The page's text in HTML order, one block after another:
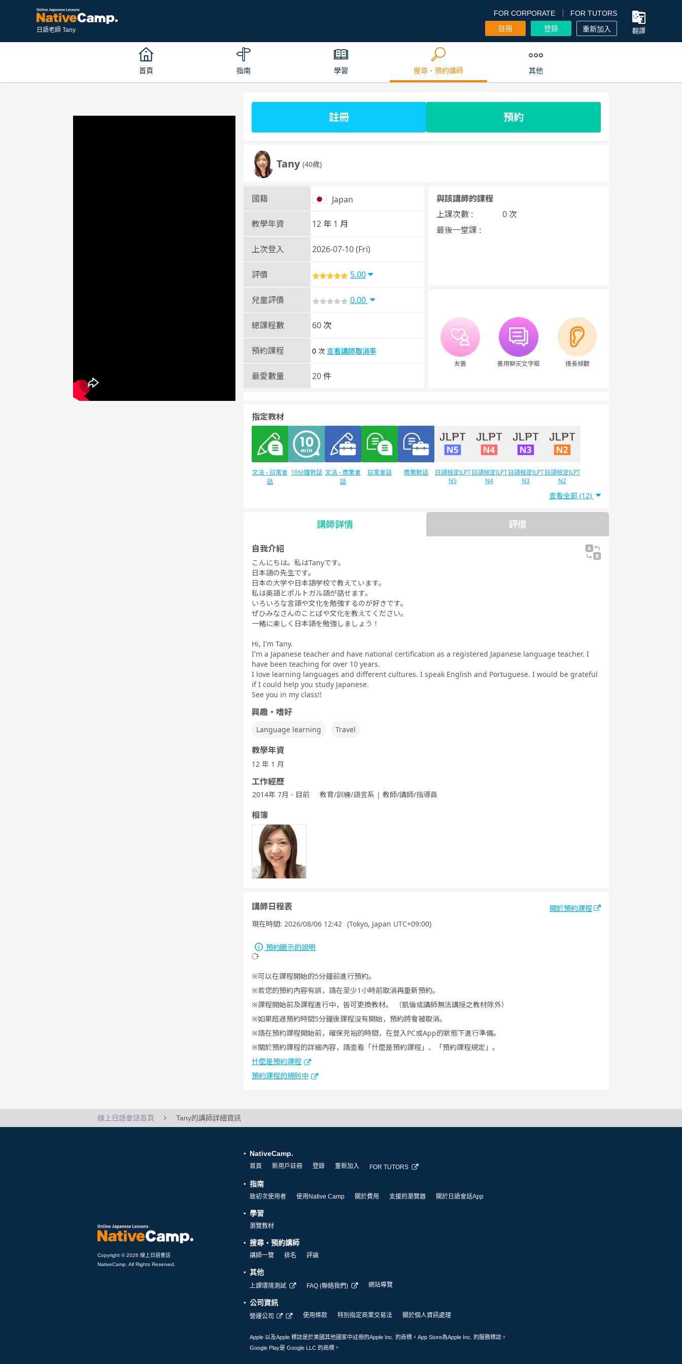
日語老師 Tany
FOR CORPORATE
FOR TUTORS
註冊
登錄 重新加入 翻譯
首頁 指南 學習 搜尋・預約講師 其他
註冊 預約
Tany (40歳)
國籍 Japan
教學年資 12 年 1 月
上次登入 2026-07-10 (Fri)
評價 5.00
兒童評價 0.00
總課程數 60 次
預約課程 0 次 查看講師取消率
最愛數量 20 件
與該講師的課程
上課次數 :
0 次
最後一堂課 :
友善 善用聊天文字框 擅長傾聽
指定教材
文法 - 日常會
話
10分鐘對話 文法 - 商業會
話
日常會話 商業對話
日語檢定JLPT
N5
日語檢定JLPT
N4
日語檢定JLPT
N3
日語檢定JLPT
N2
查看全部 (12)
講師詳情 評價
自我介紹
こんにちは。私はTanyです。
日本語の先生です。
日本の大学や日本語学校で教えています。
私は英語とポルトガル語が話せます。
いろいろな言語や文化を勉強するのが好きです。
ぜひみなさんのことばや文化を教えてください。
一緒に楽しく日本語を勉強しましょう！
Hi, I'm Tany.
I'm a Japanese teacher and have national certification as a registered Japanese language teacher. I
have been teaching for over 10 years.
I love learning languages and different cultures. I speak English and Portuguese. I would be grateful
if I could help you study Japanese.
See you in my class!!
興趣・嗜好
Language learning Travel
教學年資
12 年 1 月
工作經歷
2014年 7月 - 目前 教育/訓練/語言系 | 教師/講師/指導員
相簿
講師日程表
關於預約課程
現在時間: 2026/08/06 12:42 (Tokyo, Japan UTC+09:00)
預約圖示的說明
可以在課程開始的5分鐘前進行預約。
若您的預約內容有誤，請在至少1小時前取消再重新預約。
課程開始前及課程進行中，皆可更換教材。 （凱倫或講師無法講授之教材除外）
如果超過預約時間5分鐘後課程沒有開始，預約將會被取消。
請在預約課程開始前，確保充裕的時間，在登入PC或App的狀態下進行準備。
關於預約課程的詳細內容，請查看「什麼是預約課程」、「預約課程規定」。
什麼是預約課程
預約課程的規則中
線上日語會話首頁 Tany的講師詳細資訊
Copyright © 2026 線上日語會話
NativeCamp. All Rights Reserved.
NativeCamp.
首頁 新用戶註冊 登錄 重新加入 FOR TUTORS
指南
致初次使用者 使用Native Camp 關於費用 支援的瀏覽器 關於日語會話App
學習
瀏覽教材
搜尋・預約講師
講師一覽 排名 評論
其他
上課環境測試 FAQ (聯絡我們) 網站導覽
公司資訊
營運公司 使用條款 特別指定商業交易法 關於個人資訊處理
Apple 以及Apple 標誌是於美國其他國家中註冊的Apple Inc. 的商標。App Store為Apple Inc. 的服務標誌。
Google Play是 Google LLC 的商標。